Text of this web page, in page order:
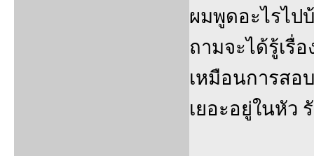
ผมพูดอะไรไป
ถามจะได้รู้เรื่
เหมือนการสอ
เยอะอยู่ในหัว